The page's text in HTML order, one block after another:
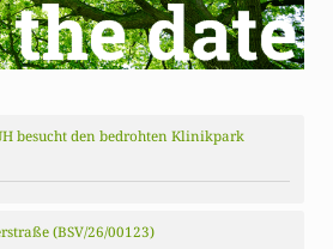
besucht den bedrohten Klinikpark
(BSV/26/00123)